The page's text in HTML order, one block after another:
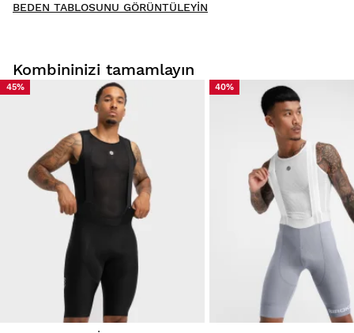
Ürünlerimizi evinizde rahatça deneyin. Teslimat tarihinden
itibaren 30 gün içinde iade yapabilirsiniz.
Kullanıcı hesabınızdan, siparişinizdeki bir ürünü kolay ve
hızlı bir şekilde iade edebilirsiniz.
Geri ödemenizi orijinal ödeme
yönteminize yapın.
Başlangıç fiyatı $9.95
BEDEN TABLOSUNU GÖRÜNTÜLEYIN
Kombininizi tamamlayın
45% 40%